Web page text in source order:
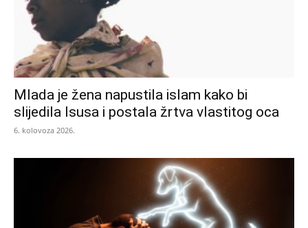
Mlada je žena napustila islam kako bi
slijedila Isusa i postala žrtva vlastitog oca
6. kolovoza 2026.